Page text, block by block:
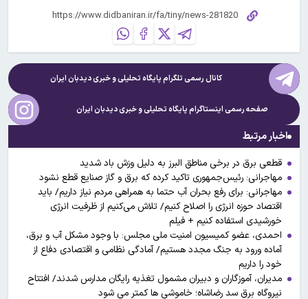
کانال رسمی تلگرام پایگاه تحلیلی و خبریدیدبان ایران
صفحه رسمی اینستاگرام پایگاه تحلیلی و خبریدیدبان ایران
اخبار مرتبط
قطعی برق در برخی مناطق البرز به دلیل وزش باد شدید
مهاجرانی: رئیس‌جمهوری تاکید کرده که برق و گاز صنایع قطع نشود
مهاجرانی: برای رفع بحران آب حتما به همراهی مردم نیاز داریم/ باید
اقتصاد حوزه انرژی را اصلاح کنیم/ تلاش می‌کنیم از ظرفیت انرژی
خورشیدی استفاده کنیم + فیلم
احمدی، عضو کمیسیون امنیت ملی مجلس: با وجود مشکل آب و برق،
آماده ورود به جنگ مجدد هستیم/ آمادگی نظامی و اقتصادی دفاع از
خود را داریم
مدیران، آموزگاران و دبیران مشمول تغذیه رایگان مدارس شدند/ افتتاح
نیروگاه برق سد رضاشاه؛ خاموشی ها کمتر می شود